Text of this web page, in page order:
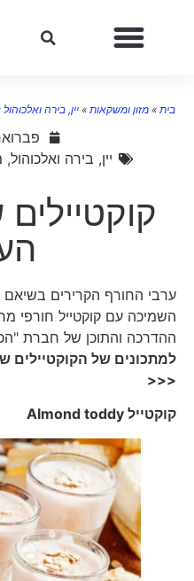
»מזון ומשקאות»יין, בירה ואלכוהול»
פברואר 20, 2017
יין, בירה ואלכוהול,
ערבי החורף הקרירים בשיאם
השמיכה עם קוקטייל חורפי
ההדרכה והתוכן של חברת "הכרם", מציע 2
למתכונים של הקוקטיילים
<<<
קוקטיילAlmond toddy